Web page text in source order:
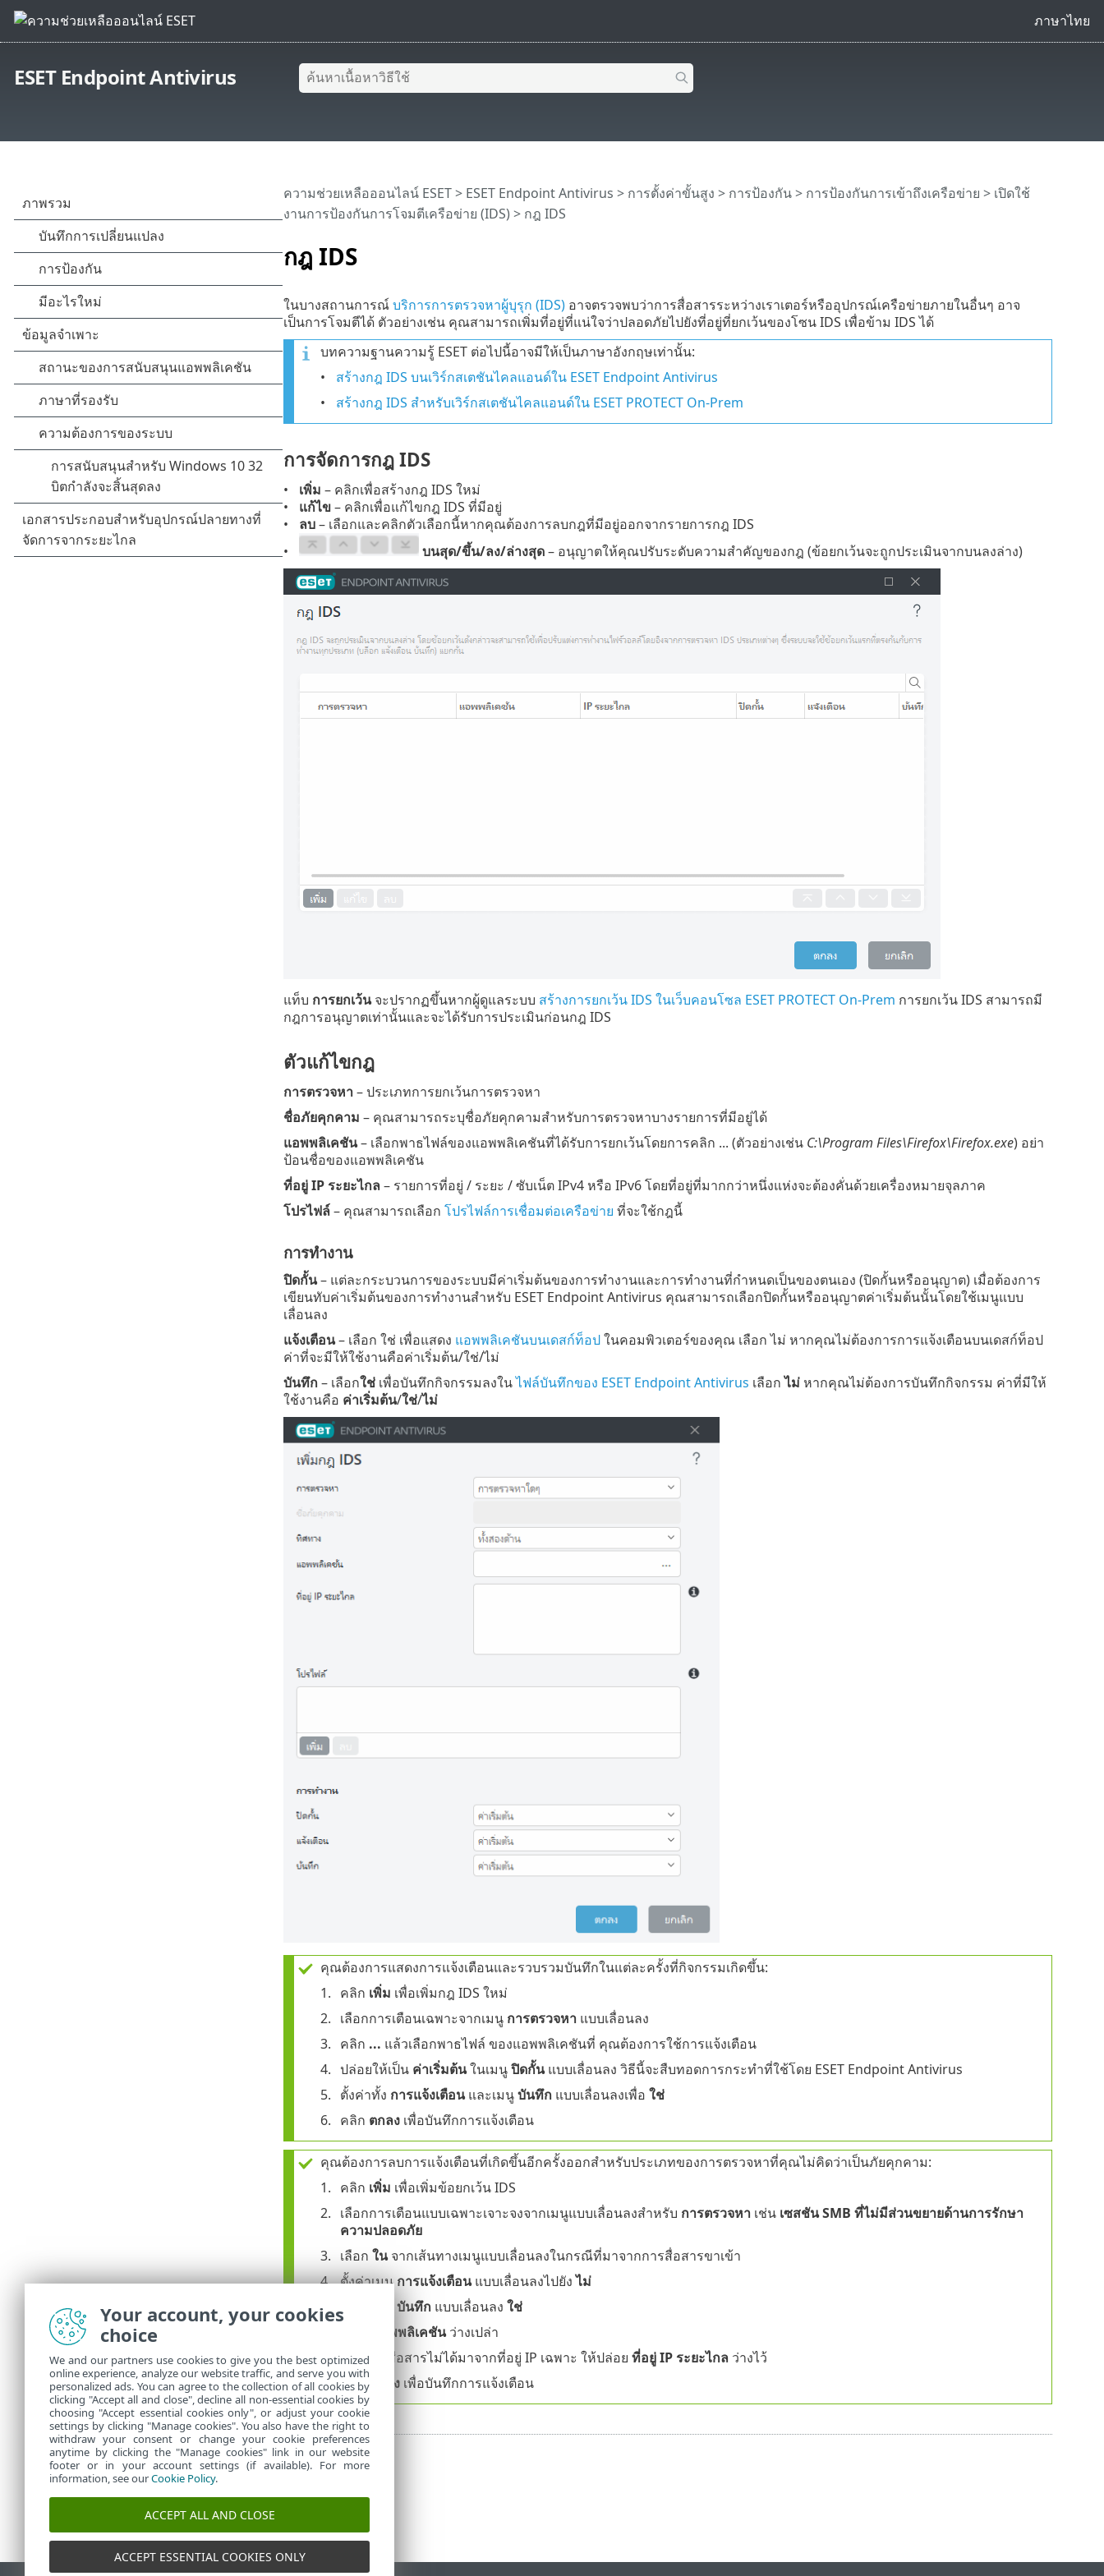
ภาษาไทย
ESET Endpoint Antivirus
กฎ IDS
ความช่วยเหลือออนไลน์ ESET> ESET Endpoint Antivirus > การตั้งค่าขั้นสูง > การป้องกัน> การป้องกันการเข้าถึงเครือข่าย > เปิดใช้
งานการป้องกันการโจมตีเครือข่าย (IDS) > กฎ IDS
ในบางสถานการณ์บริการการตรวจหาผู้บุรุก (IDS)อาจตรวจพบว่าการสื่อสารระหว่างเราเตอร์หรืออุปกรณ์เครือข่ายภายในอื่นๆ อาจ
เป็นการโจมตีได้ ตัวอย่างเช่น คุณสามารถเพิ่มที่อยู่ที่แน่ใจว่าปลอดภัยไปยังที่อยู่ที่ยกเว้นของโซน IDS เพื่อข้าม IDS ได้
บทความฐานความรู้ ESET ต่อไปนี้อาจมีให้เป็นภาษาอังกฤษเท่านั้น:
สร้างกฎ IDS บนเวิร์กสเตชันไคลแอนด์ใน ESET Endpoint Antivirus
สร้างกฎ IDS สำหรับเวิร์กสเตชันไคลแอนด์ใน ESET PROTECT On-Prem
การจัดการกฎ IDS
เพิ่ม – คลิกเพื่อสร้างกฎ IDS ใหม่
แก้ไข– คลิกเพื่อแก้ไขกฎ IDS ที่มีอยู่
ลบ– เลือกและคลิกตัวเลือกนี้หากคุณต้องการลบกฎที่มีอยู่ออกจากรายการกฎ IDS
บนสุด/ขึ้น/ลง/ล่างสุด– อนุญาตให้คุณปรับระดับความสำคัญของกฎ (ข้อยกเว้นจะถูกประเมินจากบนลงล่าง)
แท็บ การยกเว้นจะปรากฏขึ้นหากผู้ดูแลระบบ สร้างการยกเว้น IDS ในเว็บคอนโซล ESET PROTECT On-Prem การยกเว้น IDS สามารถมี
กฎการอนุญาตเท่านั้นและจะได้รับการประเมินก่อนกฎ IDS
ตัวแก้ไขกฎ
การตรวจหา– ประเภทการยกเว้นการตรวจหา
ชื่อภัยคุกคาม – คุณสามารถระบุชื่อภัยคุกคามสำหรับการตรวจหาบางรายการที่มีอยู่ได้
แอพพลิเคชัน– เลือกพาธไฟล์ของแอพพลิเคชันที่ได้รับการยกเว้นโดยการคลิก ... (ตัวอย่างเช่น C:\Program Files\Firefox\Firefox.exe) อย่า
ป้อนชื่อของแอพพลิเคชัน
ที่อยู่ IP ระยะไกล– รายการที่อยู่ / ระยะ / ซับเน็ต IPv4 หรือ IPv6 โดยที่อยู่ที่มากกว่าหนึ่งแห่งจะต้องคั่นด้วยเครื่องหมายจุลภาค
โปรไฟล์– คุณสามารถเลือก โปรไฟล์การเชื่อมต่อเครือข่าย ที่จะใช้กฎนี้
การทำงาน
ปิดกั้น– แต่ละกระบวนการของระบบมีค่าเริ่มต้นของการทำงานและการทำงานที่กำหนดเป็นของตนเอง (ปิดกั้นหรืออนุญาต) เมื่อต้องการ
เขียนทับค่าเริ่มต้นของการทำงานสำหรับ ESET Endpoint Antivirus คุณสามารถเลือกปิดกั้นหรืออนุญาตค่าเริ่มต้นนั้นโดยใช้เมนูแบบ
เลื่อนลง
แจ้งเตือน– เลือก ใช่ เพื่อแสดง แอพพลิเคชันบนเดสก์ท็อปในคอมพิวเตอร์ของคุณ เลือก ไม่ หากคุณไม่ต้องการการแจ้งเตือนบนเดสก์ท็อป
ค่าที่จะมีให้ใช้งานคือค่าเริ่มต้น/ใช่/ไม่
บันทึก – เลือกใช่เพื่อบันทึกกิจกรรมลงในไฟล์บันทึกของ ESET Endpoint Antivirus เลือกไม่หากคุณไม่ต้องการบันทึกกิจกรรม ค่าที่มีให้
ใช้งานคือ ค่าเริ่มต้น/ใช่/ไม่
คุณต้องการแสดงการแจ้งเตือนและรวบรวมบันทึกในแต่ละครั้งที่กิจกรรมเกิดขึ้น:
คลิก เพิ่ม เพื่อเพิ่มกฎ IDS ใหม่
เลือกการเตือนเฉพาะจากเมนู การตรวจหาแบบเลื่อนลง
คลิก ... แล้วเลือกพาธไฟล์ ของแอพพลิเคชันที่ คุณต้องการใช้การแจ้งเตือน
ปล่อยให้เป็น ค่าเริ่มต้นในเมนูปิดกั้นแบบเลื่อนลง วิธีนี้จะสืบทอดการกระทำที่ใช้โดย ESET Endpoint Antivirus
ตั้งค่าทั้ง การแจ้งเตือนและเมนูบันทึก แบบเลื่อนลงเพื่อ ใช่
คลิก ตกลงเพื่อบันทึกการแจ้งเตือน
คุณต้องการลบการแจ้งเตือนที่เกิดขึ้นอีกครั้งออกสำหรับประเภทของการตรวจหาที่คุณไม่คิดว่าเป็นภัยคุกคาม:
คลิก เพิ่ม เพื่อเพิ่มข้อยกเว้น IDS
เลือกการเตือนแบบเฉพาะเจาะจงจากเมนูแบบเลื่อนลงสำหรับ การตรวจหาเช่น เซสชัน SMB ที่ไม่มีส่วนขยายด้านการรักษา
ความปลอดภัย
เลือก ในจากเส้นทางเมนูแบบเลื่อนลงในกรณีที่มาจากการสื่อสารขาเข้า
ตั้งค่าเมนูการแจ้งเตือนแบบเลื่อนลงไปยังไม่
ตั้งค่าเมนู บันทึก แบบเลื่อนลง ใช่
แอพพลิเคชันว่างเปล่า
หากการสื่อสารไม่ได้มาจากที่อยู่ IP เฉพาะ ให้ปล่อย ที่อยู่ IP ระยะไกลว่างไว้
คลิกตกลงเพื่อบันทึกการแจ้งเตือน
Your account, your cookies
choice
We and our partners use cookies to give you the best optimized
online experience, analyze our website traffic, and serve you with
personalized ads. You can agree to the collection of all cookies by
clicking "Accept all and close", decline all non-essential cookies by
choosing "Accept essential cookies only", or adjust your cookie
settings by clicking "Manage cookies". You also have the right to
withdraw your consent or change your cookie preferences
anytime by clicking the "Manage cookies" link in our website
footer or in your account settings (if available). For more
information, see ourCookie Policy.
ACCEPT ALL AND CLOSE
ACCEPT ESSENTIAL COOKIES ONLY